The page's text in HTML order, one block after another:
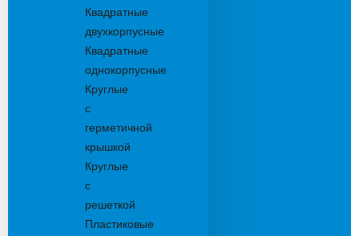
Квадратные
двухкорпусные
Квадратные
однокорпусные
Круглые
с
герметичной
крышкой
Круглые
с
решеткой
Пластиковые